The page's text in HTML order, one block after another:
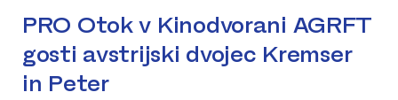
PRO Otok v Kinodvorani AGRFT
gosti avstrijski dvojec Kremser
in Peter